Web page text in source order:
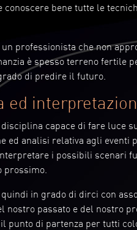
conoscere bene tutte le
un professionista che non
è spesso terreno fertile
di predire il futuro.
ed
capace di fare luce
ed analisi relativa agli
i possibili scenari
prossimo.
in grado di dirci con
nostro passato e del nostro
punto di partenza per tutti